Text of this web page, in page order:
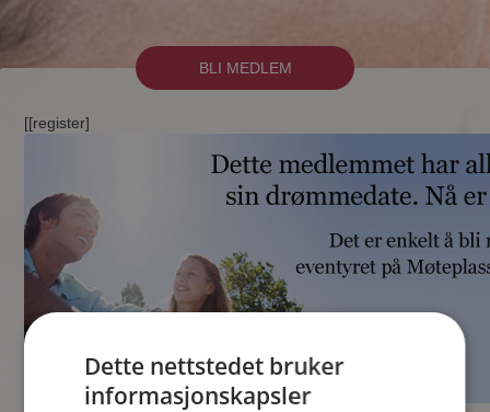
BLI MEDLEM
[[register]
Dette nettstedet bruker
informasjonskapsler